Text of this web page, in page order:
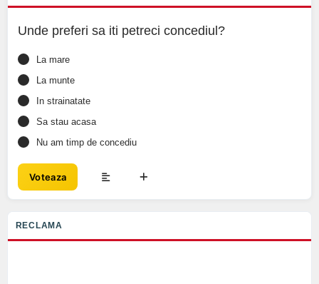
Unde preferi sa iti petreci concediul?
La mare
La munte
In strainatate
Sa stau acasa
Nu am timp de concediu
Voteaza
RECLAMA